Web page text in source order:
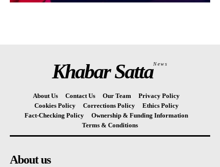
Khabar SattaNews
About Us Contact Us Our Team
Privacy Policy
Cookies Policy
Corrections Policy
Ethics Policy
Fact-Checking Policy
Ownership & Funding Information
Terms & Conditions
About us